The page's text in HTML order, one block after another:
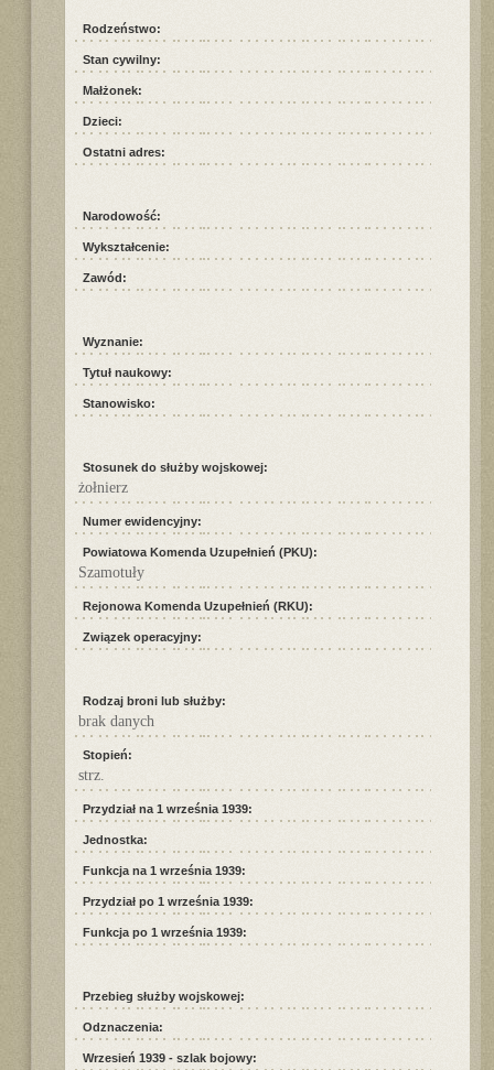
Rodzeństwo:
Stan cywilny:
Małżonek:
Dzieci:
Ostatni adres:
Narodowość:
Wykształcenie:
Zawód:
Wyznanie:
Tytuł naukowy:
Stanowisko:
Stosunek do służby wojskowej:
żołnierz
Numer ewidencyjny:
Powiatowa Komenda Uzupełnień (PKU):
Szamotuły
Rejonowa Komenda Uzupełnień (RKU):
Związek operacyjny:
Rodzaj broni lub służby:
brak danych
Stopień:
strz.
Przydział na 1 września 1939:
Jednostka:
Funkcja na 1 września 1939:
Przydział po 1 września 1939:
Funkcja po 1 września 1939:
Przebieg służby wojskowej:
Odznaczenia:
Wrzesień 1939 - szlak bojowy: